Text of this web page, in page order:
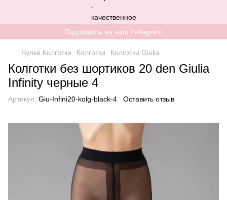
Подпишись на наш Instagram
Чулки Колготки Колготки Колготки Giulia
Колготки без шортиков 20 den Giulia
Infinity черные 4
Артикул: Giu-Infini20-kolg-black-4 Оставить отзыв